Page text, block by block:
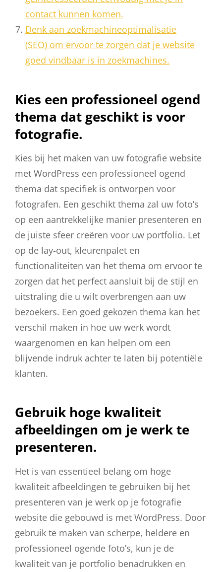
contact kunnen komen.
Denk aan zoekmachineoptimalisatie
(SEO) om ervoor te zorgen dat je website
goed vindbaar is in zoekmachines.
Kies een professioneel ogend
thema dat geschikt is voor
fotografie.
Kies bij het maken van uw fotografie website
met WordPress een professioneel ogend
thema dat specifiek is ontworpen voor
fotografen. Een geschikt thema zal uw foto’s
op een aantrekkelijke manier presenteren en
de juiste sfeer creëren voor uw portfolio. Let
op de lay-out, kleurenpalet en
functionaliteiten van het thema om ervoor te
zorgen dat het perfect aansluit bij de stijl en
uitstraling die u wilt overbrengen aan uw
bezoekers. Een goed gekozen thema kan het
verschil maken in hoe uw werk wordt
waargenomen en kan helpen om een
blijvende indruk achter te laten bij potentiële
klanten.
Gebruik hoge kwaliteit
afbeeldingen om je werk te
presenteren.
Het is van essentieel belang om hoge
kwaliteit afbeeldingen te gebruiken bij het
presenteren van je werk op je fotografie
website die gebouwd is met WordPress. Door
gebruik te maken van scherpe, heldere en
professioneel ogende foto’s, kun je de
kwaliteit van je portfolio benadrukken en